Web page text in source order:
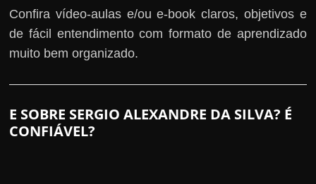
Confira vídeo-aulas e/ou e-book claros, objetivos e
de fácil entendimento com formato de aprendizado
muito bem organizado.
E SOBRE SERGIO ALEXANDRE DA SILVA? É
CONFIÁVEL?